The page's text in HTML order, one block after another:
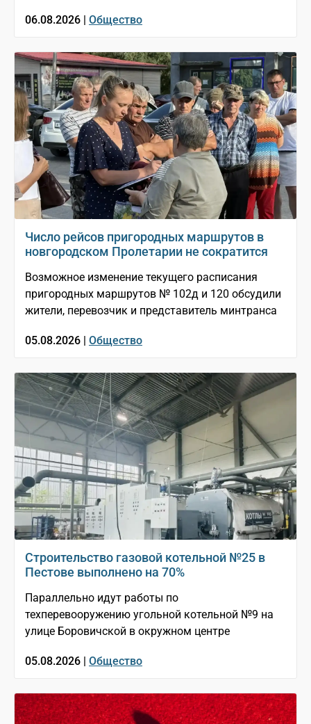
06.08.2026 | Общество
Число рейсов пригородных маршрутов в
новгородском Пролетарии не сократится
Возможное изменение текущего расписания
пригородных маршрутов № 102д и 120 обсудили
жители, перевозчик и представитель минтранса
05.08.2026 | Общество
Строительство газовой котельной №25 в
Пестове выполнено на 70%
Параллельно идут работы по
техперевооружению угольной котельной №9 на
улице Боровичской в окружном центре
05.08.2026 | Общество